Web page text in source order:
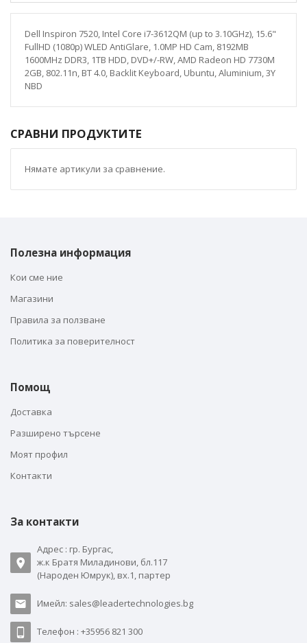
Dell Inspiron 7520, Intel Core i7-3612QM (up to 3.10GHz), 15.6"
FullHD (1080p) WLED AntiGlare, 1.0MP HD Cam, 8192MB
1600MHz DDR3, 1TB HDD, DVD+/-RW, AMD Radeon HD 7730M
2GB, 802.11n, BT 4.0, Backlit Keyboard, Ubuntu, Aluminium, 3Y
NBD
СРАВНИ ПРОДУКТИТЕ
Нямате артикули за сравнение.
Полезна информация
Кои сме ние
Магазини
Правила за ползване
Политика за поверителност
Помощ
Доставка
Разширено търсене
Моят профил
Контакти
За контакти
Адрес : гр. Бургас,
ж.к Братя Миладинови, бл.117
(Народен Юмрук), вх.1, партер
Имейл: sales@leadertechnologies.bg
Телефон : +35956 821 300